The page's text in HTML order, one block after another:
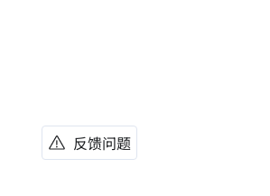
反馈问题